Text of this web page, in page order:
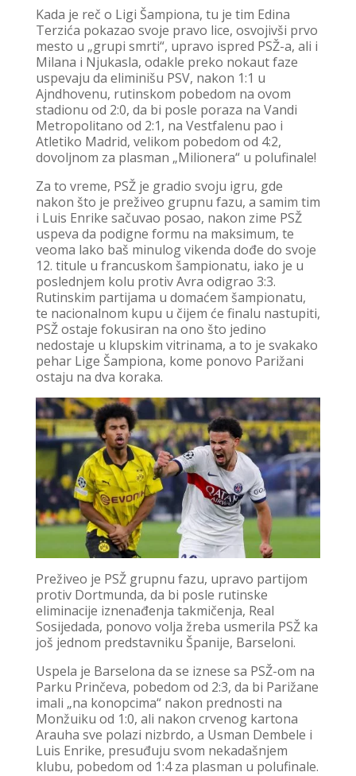
Kada je reč o Ligi Šampiona, tu je tim Edina
Terzića pokazao svoje pravo lice, osvojivši prvo
mesto u „grupi smrti“, upravo ispred PSŽ-a, ali i
Milana i Njukasla, odakle preko nokaut faze
uspevaju da eliminišu PSV, nakon 1:1 u
Ajndhovenu, rutinskom pobedom na ovom
stadionu od 2:0, da bi posle poraza na Vandi
Metropolitano od 2:1, na Vestfalenu pao i
Atletiko Madrid, velikom pobedom od 4:2,
dovoljnom za plasman „Milionera“ u polufinale!
Za to vreme, PSŽ je gradio svoju igru, gde
nakon što je preživeo grupnu fazu, a samim tim
i Luis Enrike sačuvao posao, nakon zime PSŽ
uspeva da podigne formu na maksimum, te
veoma lako baš minulog vikenda dođe do svoje
12. titule u francuskom šampionatu, iako je u
poslednjem kolu protiv Avra odigrao 3:3.
Rutinskim partijama u domaćem šampionatu,
te nacionalnom kupu u čijem će finalu nastupiti,
PSŽ ostaje fokusiran na ono što jedino
nedostaje u klupskim vitrinama, a to je svakako
pehar Lige Šampiona, kome ponovo Parižani
ostaju na dva koraka.
Preživeo je PSŽ grupnu fazu, upravo partijom
protiv Dortmunda, da bi posle rutinske
eliminacije iznenađenja takmičenja, Real
Sosijedada, ponovo volja žreba usmerila PSŽ ka
još jednom predstavniku Španije, Barseloni.
Uspela je Barselona da se iznese sa PSŽ-om na
Parku Prinčeva, pobedom od 2:3, da bi Parižane
imali „na konopcima“ nakon prednosti na
Monžuiku od 1:0, ali nakon crvenog kartona
Arauha sve polazi nizbrdo, a Usman Dembele i
Luis Enrike, presuđuju svom nekadašnjem
klubu, pobedom od 1:4 za plasman u polufinale.